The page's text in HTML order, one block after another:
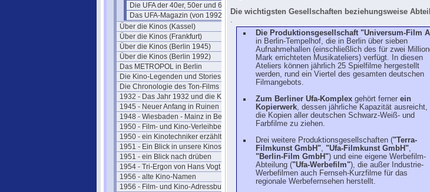
Die UFA der 40er, 50er und 60er
Das UFA-Magazin (von 1992)
Über die Kinos (Kassel)
Über die Kinos (Frankfurt)
Über die Kinos (Berlin 1945)
Über die Kinos (Berlin 1992)
Das METROPOL in Berlin
Die Kino-Legenden und Stories
Die Chronologie des Ton-Films
1932 - Das Jahr 1932 und die Kinos
1945 - Neuer Anfang in Ruinen
1948 - Wiesbaden - Mainz in Berlin
1950 - Film- und Kino-Verleihbezirke
1950 - ein Kinotechniker erzählt
1951 - Ein Blick in unsere Kinos
1951 - ein Blick nach drüben
1954 - Tri-Ergon von Hans Vogt
1956 - alte Kino-Namen
1956 - Film- und Kino-Adressbuch 57
Die wichtigsten Gesellschaften beziehungsweise
.
Die Produktionsgesellschaft "Universum-Film
in Berlin-Tempelhof, die in Berlin über sieben
Aufnahmehallen (einschließlich des für zwei
Mark errichteten Musikateliers) verfügt. In diesen
Ateliers können jährlich 25 Spielfilme hergestellt
werden, rund ein Viertel des gesamten deutschen
Filmangebots.
Zum Berliner Ufa-Komplex gehört ferner ein
Kopierwerk, dessen jährliche Kapazität ausreicht,
die Kopien aller deutschen Schwarz-Weiß- und
Farbfilme zu ziehen.
Drei weitere Produktionsgesellschaften ("Terra-
Filmkunst GmbH", "Ufa-Filmkunst GmbH",
"Berlin-Film GmbH") und eine eigene Werbefilm-
Abteilung ("Ufa-Werbefilm"), die außer Industrie-
Werbefilmen auch Fernseh-Kurzfilme für das
regionale Werbefernsehen herstellt.